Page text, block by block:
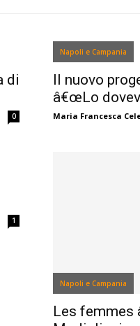
di
0
Napoli e Campania
Il nuovo
â€œLo
Maria Francesca
1
Napoli e Campania
Les femmes